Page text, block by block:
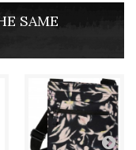
SAME